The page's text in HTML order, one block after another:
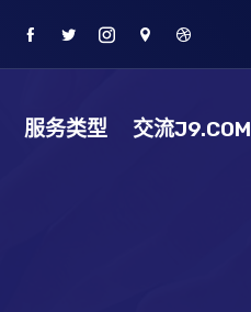
服务类型 交流J9.COM